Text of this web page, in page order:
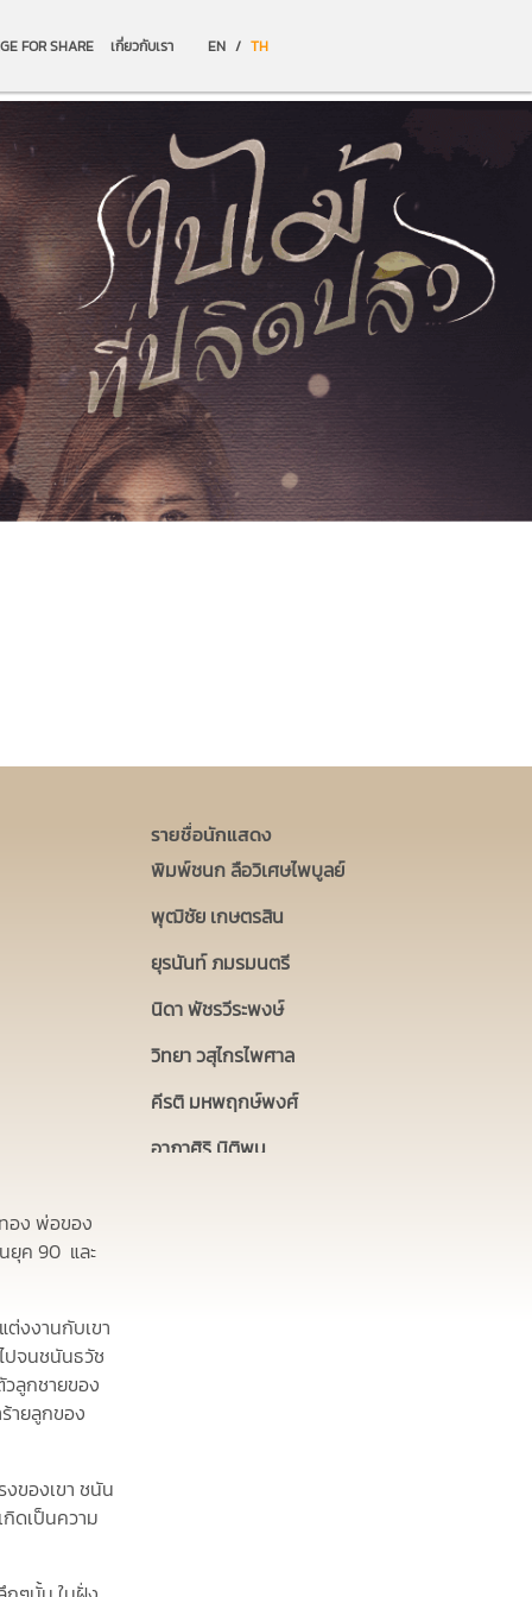
FOR SHARE เกี่ยวกับเรา EN / TH
อง พ่อของ
ยุค 90 และ
งงานกับเขา
ปจนชนันธวัช
วลูกชายของ
ายลูกของ
งของเขา ชนัน
ดเป็นความ
รายชื่อนักแสดง
พิมพ์ชนก ลือวิเศษไพบูลย์
พุฒิชัย เกษตรสิน
ยุรนันท์ ภมรมนตรี
นิดา พัชรวีระพงษ์
วิทยา วสุไกรไพศาล
คีรติ มหพฤกษ์พงศ์
อาภาศิริ นิติพน